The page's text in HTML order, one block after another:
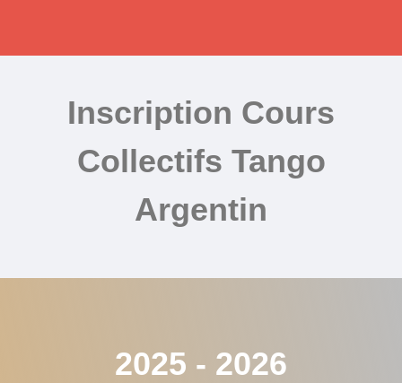
Inscription Cours
Collectifs Tango
Argentin
2025 - 2026